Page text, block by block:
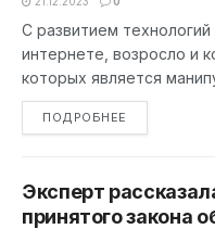
С развитием
интернете, возросло и
которых является
ПОДРОБНЕЕ
Эксперт
принятого закона